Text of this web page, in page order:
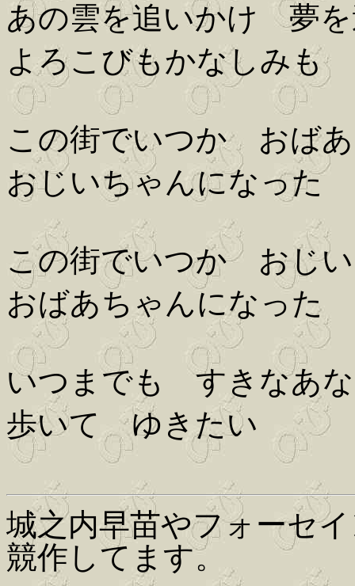
あの雲を追いかけ 夢
よろこびもかなしみも
この街でいつか おば
おじいちゃんになった
この街でいつか おじ
おばあちゃんになった
いつまでも すきなあ
歩いて ゆきたい
城之内早苗やフォーセ
競作してます。